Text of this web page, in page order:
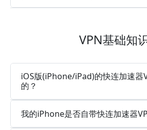
VPN基础知
iOS版(iPhone/iPad)的快连加速器
的？
我的iPhone是否自带快连加速器